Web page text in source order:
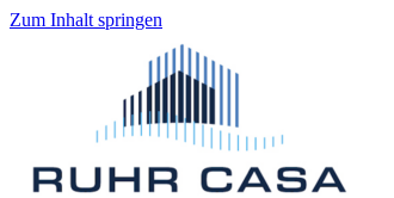
Zum Inhalt springen